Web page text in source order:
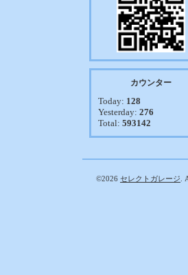
カウンター
Today: 128
Yesterday: 276
Total: 593142
©2026 セレクトガレージ .